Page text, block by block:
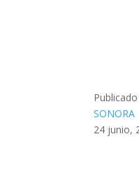
SONORA
24 junio,